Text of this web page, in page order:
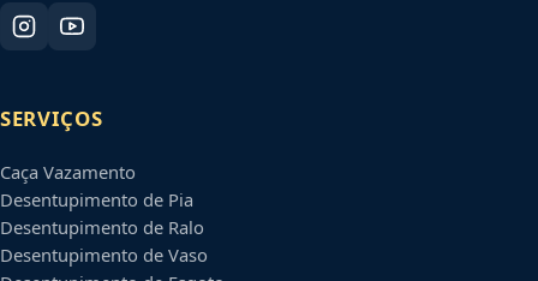
SERVIÇOS
Caça Vazamento
Desentupimento de Pia
Desentupimento de Ralo
Desentupimento de Vaso